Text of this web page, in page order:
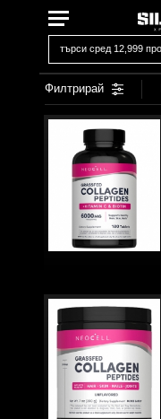
Филтрирай